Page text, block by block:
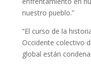
nuestro pueblo.”
“El curso de la
Occidente colectivo
global están